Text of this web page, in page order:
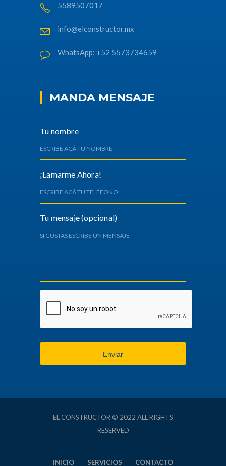
5589507017
info@elconstructor.mx
WhatsApp: +52 5573734659
MANDA MENSAJE
Tu nombre
¡Lamarme Ahora!
Tu mensaje (opcional)
EL CONSTRUCTOR © 2022 ALL RIGHTS
RESERVED
INICIO SERVICIOS CONTACTO